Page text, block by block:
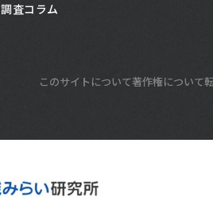
調査コラム
このサイトについて著作権について